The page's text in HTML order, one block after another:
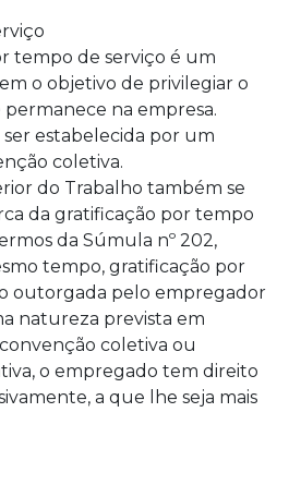
tempo de serviço é um
o objetivo de privilegiar o
na empresa.
ser estabelecida por um
coletiva.
do Trabalho também se
da gratificação por tempo
da Súmula nº 202,
tempo, gratificação por
outorgada pelo empregador
natureza prevista em
coletiva ou
o empregado tem direito
a que lhe seja mais